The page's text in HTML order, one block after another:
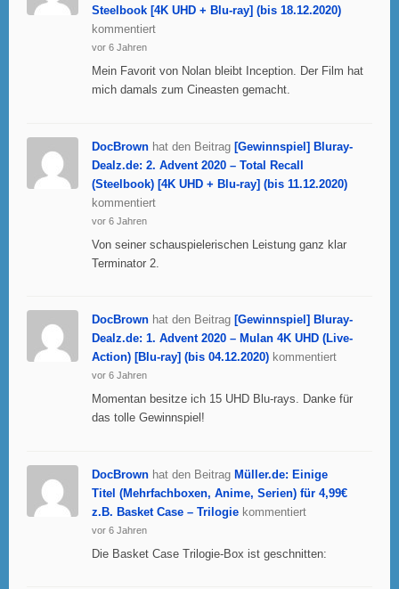
Steelbook [4K UHD + Blu-ray] (bis 18.12.2020)
kommentiert
vor 6 Jahren
Mein Favorit von Nolan bleibt Inception. Der Film hat
mich damals zum Cineasten gemacht.
DocBrown hat den Beitrag [Gewinnspiel] Bluray-
Dealz.de: 2. Advent 2020 – Total Recall
(Steelbook) [4K UHD + Blu-ray] (bis 11.12.2020)
kommentiert
vor 6 Jahren
Von seiner schauspielerischen Leistung ganz klar
Terminator 2.
DocBrown hat den Beitrag [Gewinnspiel] Bluray-
Dealz.de: 1. Advent 2020 – Mulan 4K UHD (Live-
Action) [Blu-ray] (bis 04.12.2020) kommentiert
vor 6 Jahren
Momentan besitze ich 15 UHD Blu-rays. Danke für
das tolle Gewinnspiel!
DocBrown hat den Beitrag Müller.de: Einige
Titel (Mehrfachboxen, Anime, Serien) für 4,99€
z.B. Basket Case – Trilogie kommentiert
vor 6 Jahren
Die Basket Case Trilogie-Box ist geschnitten: